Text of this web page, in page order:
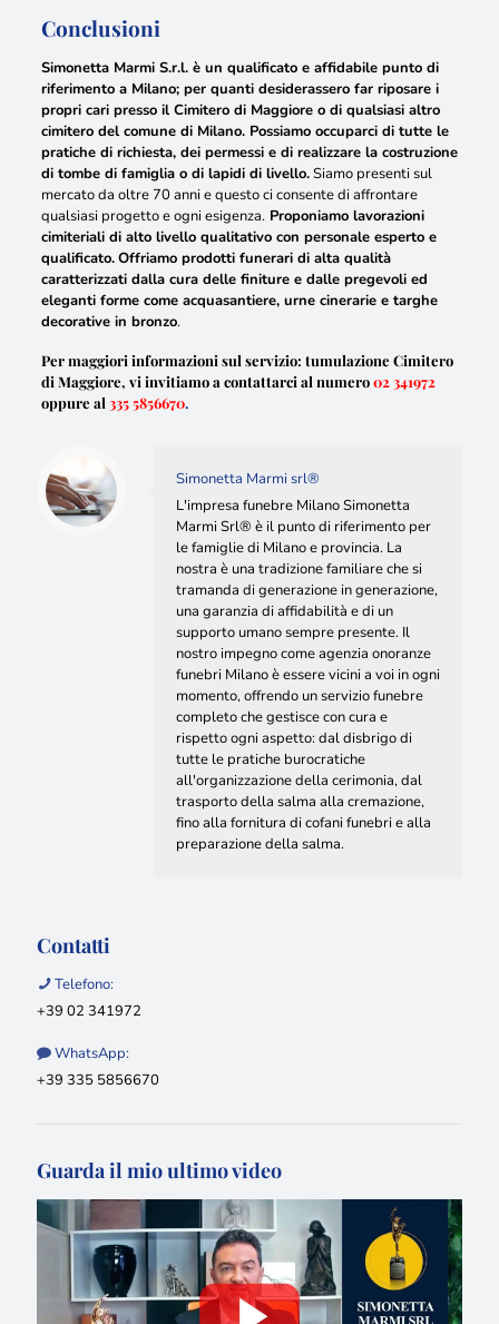
Conclusioni
Simonetta Marmi S.r.l. è un qualificato e affidabile punto di
riferimento a Milano; per quanti desiderassero far riposare i
propri cari presso il Cimitero di Maggiore o di qualsiasi altro
cimitero del comune di Milano. Possiamo occuparci di tutte le
pratiche di richiesta, dei permessi e di realizzare la costruzione
di tombe di famiglia o di lapidi di livello.Siamo presenti sul
mercato da oltre 70 anni e questo ci consente di affrontare
qualsiasi progetto e ogni esigenza.Proponiamo lavorazioni
cimiteriali di alto livello qualitativo con personale esperto e
qualificato.Offriamo prodotti funerari di alta qualità
caratterizzati dalla cura delle finiture e dalle pregevoli ed
eleganti forme come acquasantiere, urne cinerarie e targhe
decorative in bronzo.
Per maggiori informazioni sul servizio: tumulazione Cimitero
di Maggiore, vi invitiamo a contattarci al numero02 341972
oppure al 335 5856670.
Simonetta Marmi srl®
L'impresa funebre Milano Simonetta
Marmi Srl® è il punto di riferimento per
le famiglie di Milano e provincia. La
nostra è una tradizione familiare che si
tramanda di generazione in generazione,
una garanzia di affidabilità e di un
supporto umano sempre presente. Il
nostro impegno come agenzia onoranze
funebri Milano è essere vicini a voi in ogni
momento, offrendo un servizio funebre
completo che gestisce con cura e
rispetto ogni aspetto: dal disbrigo di
tutte le pratiche burocratiche
all'organizzazione della cerimonia, dal
trasporto della salma alla cremazione,
fino alla fornitura di cofani funebri e alla
preparazione della salma.
Contatti
Telefono:
+39 02 341972
WhatsApp:
+39 335 5856670
Guarda il mio ultimo video